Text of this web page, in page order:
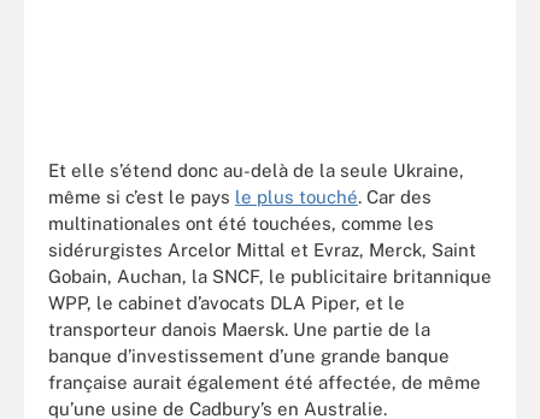
Et elle s’étend donc au-delà de la seule Ukraine,
même si c’est le pays le plus touché. Car des
multinationales ont été touchées, comme les
sidérurgistes Arcelor Mittal et Evraz, Merck, Saint
Gobain, Auchan, la SNCF, le publicitaire britannique
WPP, le cabinet d’avocats DLA Piper, et le
transporteur danois Maersk. Une partie de la
banque d’investissement d’une grande banque
française aurait également été affectée, de même
qu’une usine de Cadbury’s en Australie.